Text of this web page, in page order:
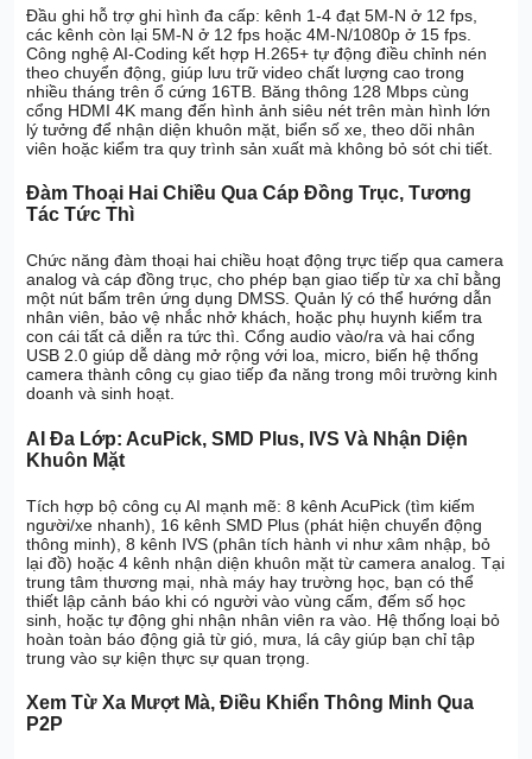
Đầu ghi hỗ trợ ghi hình đa cấp: kênh 1-4 đạt 5M-N ở 12 fps,
các kênh còn lại 5M-N ở 12 fps hoặc 4M-N/1080p ở 15 fps.
Công nghệ AI-Coding kết hợp H.265+ tự động điều chỉnh nén
theo chuyển động, giúp lưu trữ video chất lượng cao trong
nhiều tháng trên ổ cứng 16TB. Băng thông 128 Mbps cùng
cổng HDMI 4K mang đến hình ảnh siêu nét trên màn hình lớn
lý tưởng để nhận diện khuôn mặt, biển số xe, theo dõi nhân
viên hoặc kiểm tra quy trình sản xuất mà không bỏ sót chi tiết.
Đàm Thoại Hai Chiều Qua Cáp Đồng Trục, Tương
Tác Tức Thì
Chức năng đàm thoại hai chiều hoạt động trực tiếp qua camera
analog và cáp đồng trục, cho phép bạn giao tiếp từ xa chỉ bằng
một nút bấm trên ứng dụng DMSS. Quản lý có thể hướng dẫn
nhân viên, bảo vệ nhắc nhở khách, hoặc phụ huynh kiểm tra
con cái tất cả diễn ra tức thì. Cổng audio vào/ra và hai cổng
USB 2.0 giúp dễ dàng mở rộng với loa, micro, biến hệ thống
camera thành công cụ giao tiếp đa năng trong môi trường kinh
doanh và sinh hoạt.
AI Đa Lớp: AcuPick, SMD Plus, IVS Và Nhận Diện
Khuôn Mặt
Tích hợp bộ công cụ AI mạnh mẽ: 8 kênh AcuPick (tìm kiếm
người/xe nhanh), 16 kênh SMD Plus (phát hiện chuyển động
thông minh), 8 kênh IVS (phân tích hành vi như xâm nhập, bỏ
lại đồ) hoặc 4 kênh nhận diện khuôn mặt từ camera analog. Tại
trung tâm thương mại, nhà máy hay trường học, bạn có thể
thiết lập cảnh báo khi có người vào vùng cấm, đếm số học
sinh, hoặc tự động ghi nhận nhân viên ra vào. Hệ thống loại bỏ
hoàn toàn báo động giả từ gió, mưa, lá cây giúp bạn chỉ tập
trung vào sự kiện thực sự quan trọng.
Xem Từ Xa Mượt Mà, Điều Khiển Thông Minh Qua
P2P